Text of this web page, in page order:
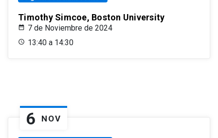
Timothy Simcoe, Boston University
7 de Noviembre de 2024
13:40 a 14:30
6 NOV